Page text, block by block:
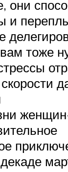
они
и
тоже